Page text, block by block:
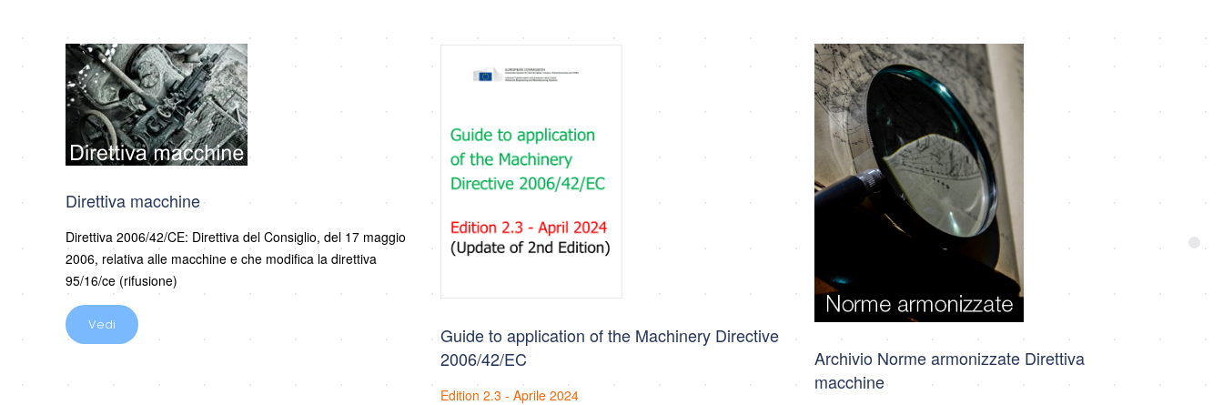
Direttiva macchine
Direttiva 2006/42/CE: Direttiva del Consiglio, del 17 maggio
2006, relativa alle macchine e che modifica la direttiva
95/16/ce (rifusione)
Vedi
Guide to application of the Machinery Directive
2006/42/EC
Edition 2.3 - Aprile 2024
Archivio Norme armonizzate Direttiva
macchine